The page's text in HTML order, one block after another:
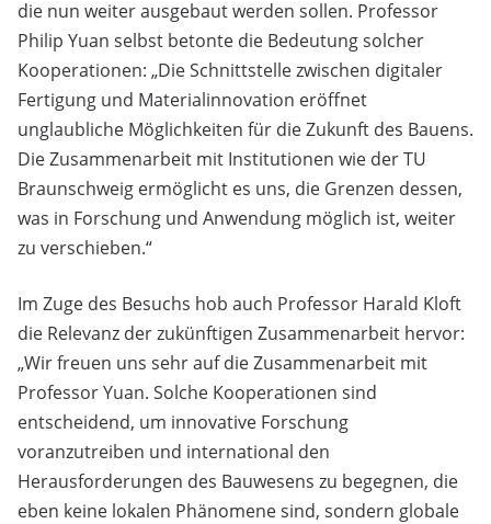
die nun weiter ausgebaut werden sollen. Professor
Philip Yuan selbst betonte die Bedeutung solcher
Kooperationen: „Die Schnittstelle zwischen digitaler
Fertigung und Materialinnovation eröffnet
unglaubliche Möglichkeiten für die Zukunft des Bauens.
Die Zusammenarbeit mit Institutionen wie der TU
Braunschweig ermöglicht es uns, die Grenzen dessen,
was in Forschung und Anwendung möglich ist, weiter
zu verschieben.“
Im Zuge des Besuchs hob auch Professor Harald Kloft
die Relevanz der zukünftigen Zusammenarbeit hervor:
„Wir freuen uns sehr auf die Zusammenarbeit mit
Professor Yuan. Solche Kooperationen sind
entscheidend, um innovative Forschung
voranzutreiben und international den
Herausforderungen des Bauwesens zu begegnen, die
eben keine lokalen Phänomene sind, sondern globale